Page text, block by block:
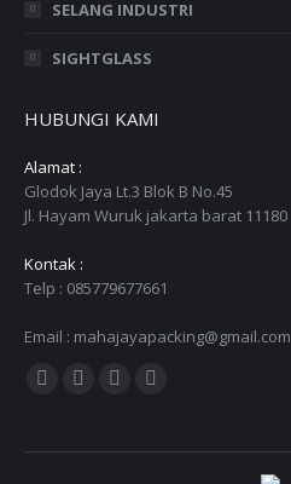
SELANG INDUSTRI
SIGHTGLASS
HUBUNGI KAMI
Alamat :
Glodok Jaya Lt.3 Blok B No.45
Jl. Hayam Wuruk jakarta barat 11180
Kontak :
Telp : 085779677661
Email : mahajayapacking@gmail.com
Find us on:
opensopensopensopens